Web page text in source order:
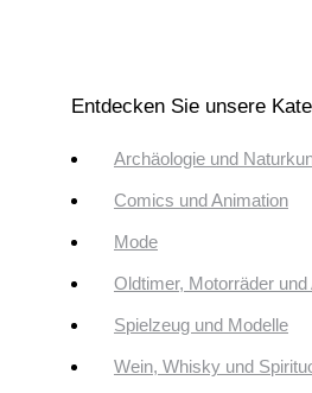
Entdecken Sie unsere
Archäologie und
Comics und Animation
Mode
Oldtimer, Motorräder und
Spielzeug und Modelle
Wein, Whisky und